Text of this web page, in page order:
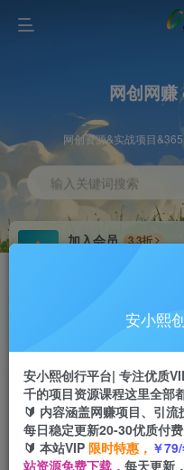
网创网
网创资源&实战项目
输入关键词搜索
加入会员
3.3折
推广返佣高达70%
安小熙
安小熙创行平台| 专注优质
千的项目资源课程这里全部
🔰 内容涵盖网赚项目、引
每日稳定更新20-30优质付费
🔰 本站VIP 限时特惠， ￥
站资源免费下载， 每天更新